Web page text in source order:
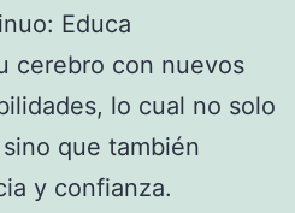
Educa
cerebro con nuevos
lo cual no solo
que también
y confianza.